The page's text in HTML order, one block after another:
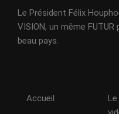
Le Président Félix
VISION, un même
beau pays.
Accueil
Le